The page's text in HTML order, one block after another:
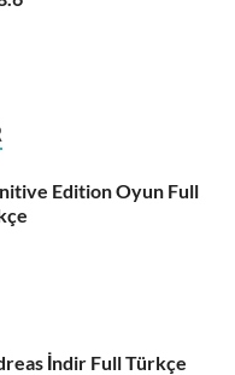
Edition Oyun Full
İndir Full Türkçe